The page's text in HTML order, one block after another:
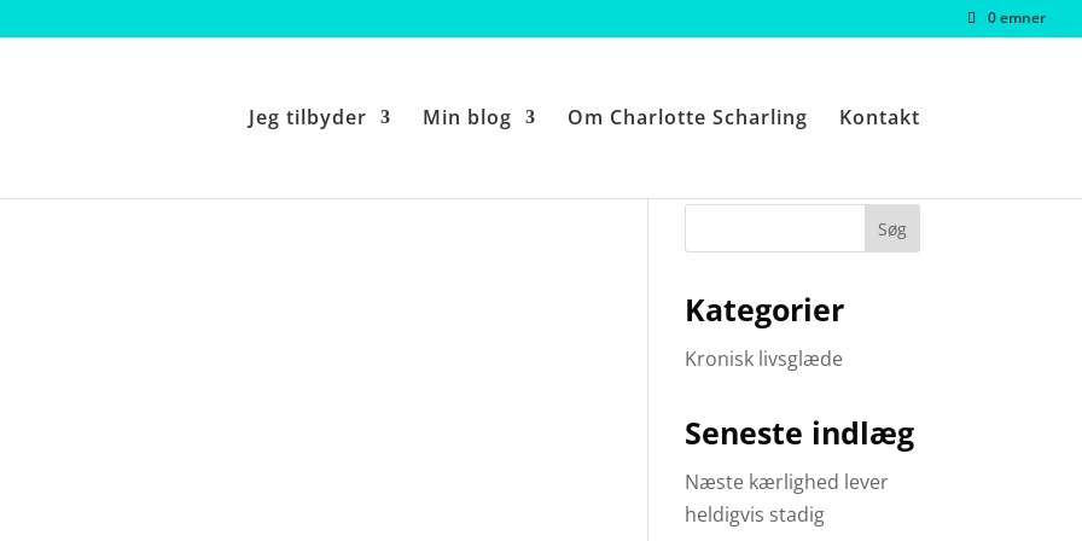
0 emner
Jeg tilbyder Min blog Om Charlotte Scharling Kontakt
Kategorier
Kronisk livsglæde
Seneste indlæg
Næste kærlighed lever
heldigvis stadig